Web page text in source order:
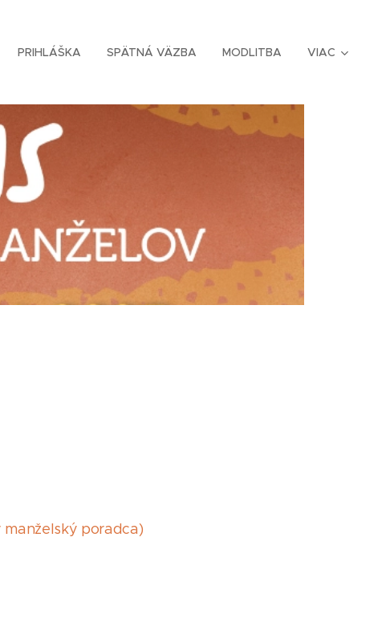
PRIHLÁŠKA SPÄTNÁ VÄZBA MODLITBA VIAC
manželský poradca)